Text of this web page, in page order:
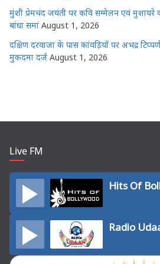
मुंशी प्रेमचंद जयंती पर कवि सम्मेलन एवं मुशायरे
बांधा समां August 1, 2026
दक्षिण दरवाजा के पास कांवड़ियों पर अभद्र
मुकदमा दर्ज August 1, 2026
Live FM
Hits Of
Radio